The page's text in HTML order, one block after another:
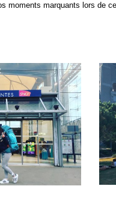
moments marquants lors de